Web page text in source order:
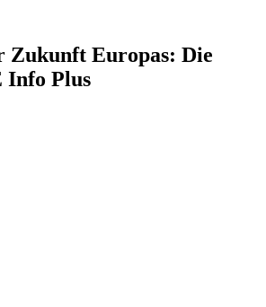
Zukunft Europas: Die
Info Plus